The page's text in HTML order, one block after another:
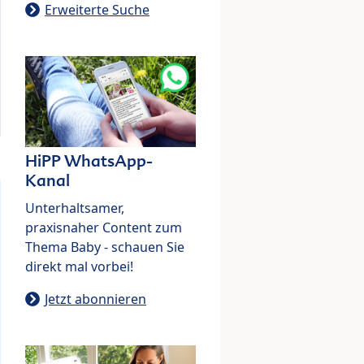
Erweiterte Suche
HiPP WhatsApp-
Kanal
Unterhaltsamer,
praxisnaher Content zum
Thema Baby - schauen Sie
direkt mal vorbei!
Jetzt abonnieren